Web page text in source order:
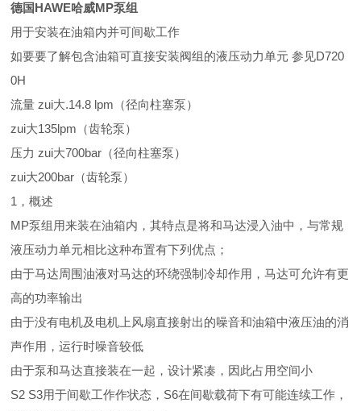
德国HAWE哈威MP泵组
用于安装在油箱内并可间歇工作
如要要了解包含油箱可直接安装阀组的液压动力单元 参见D720
0H
流量 zui大.14.8 lpm（径向柱塞泵）
zui大135lpm（齿轮泵）
压力 zui大700bar（径向柱塞泵）
zui大200bar（齿轮泵）
1，概述
MP泵组用来装在油箱内，其特点是将和马达浸入油中，与常规
液压动力单元相比这种布置有下列优点；
由于马达周围油液对马达的环绕强制冷却作用，马达可允许有更
高的功率输出
由于没有电机及电机上风扇直接射出的噪音和油箱中液压油的消
声作用，运行时噪音较低
由于泵和马达直接装在一起，设计紧凑，因此占用空间小
S2 S3用于间歇工作作状态，S6在间歇载荷下有可能连续工作，